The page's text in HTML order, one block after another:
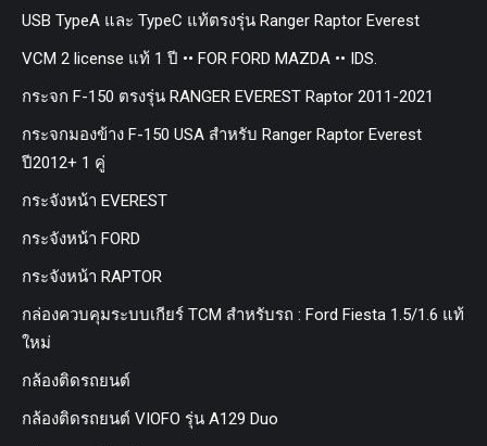
USB TypeA และ TypeC แท้ตรงรุ่น Ranger Raptor Everest
VCM 2 license แท้ 1 ปี •• FOR FORD MAZDA •• IDS.
กระจก F-150 ตรงรุ่น RANGER EVEREST Raptor 2011-2021
กระจกมองข้าง F-150 USA สำหรับ Ranger Raptor Everest
ปี2012+ 1 คู่
กระจังหน้า EVEREST
กระจังหน้า FORD
กระจังหน้า RAPTOR
กล่องควบคุมระบบเกียร์ TCM สำหรับรถ : Ford Fiesta 1.5/1.6 แท้
ใหม่
กล้องติดรถยนต์
กล้องติดรถยนต์ VIOFO รุ่น A129 Duo